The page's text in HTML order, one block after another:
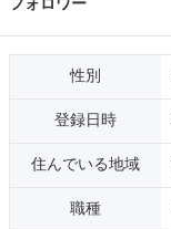
性別
登録日時
住んでいる地域
職種